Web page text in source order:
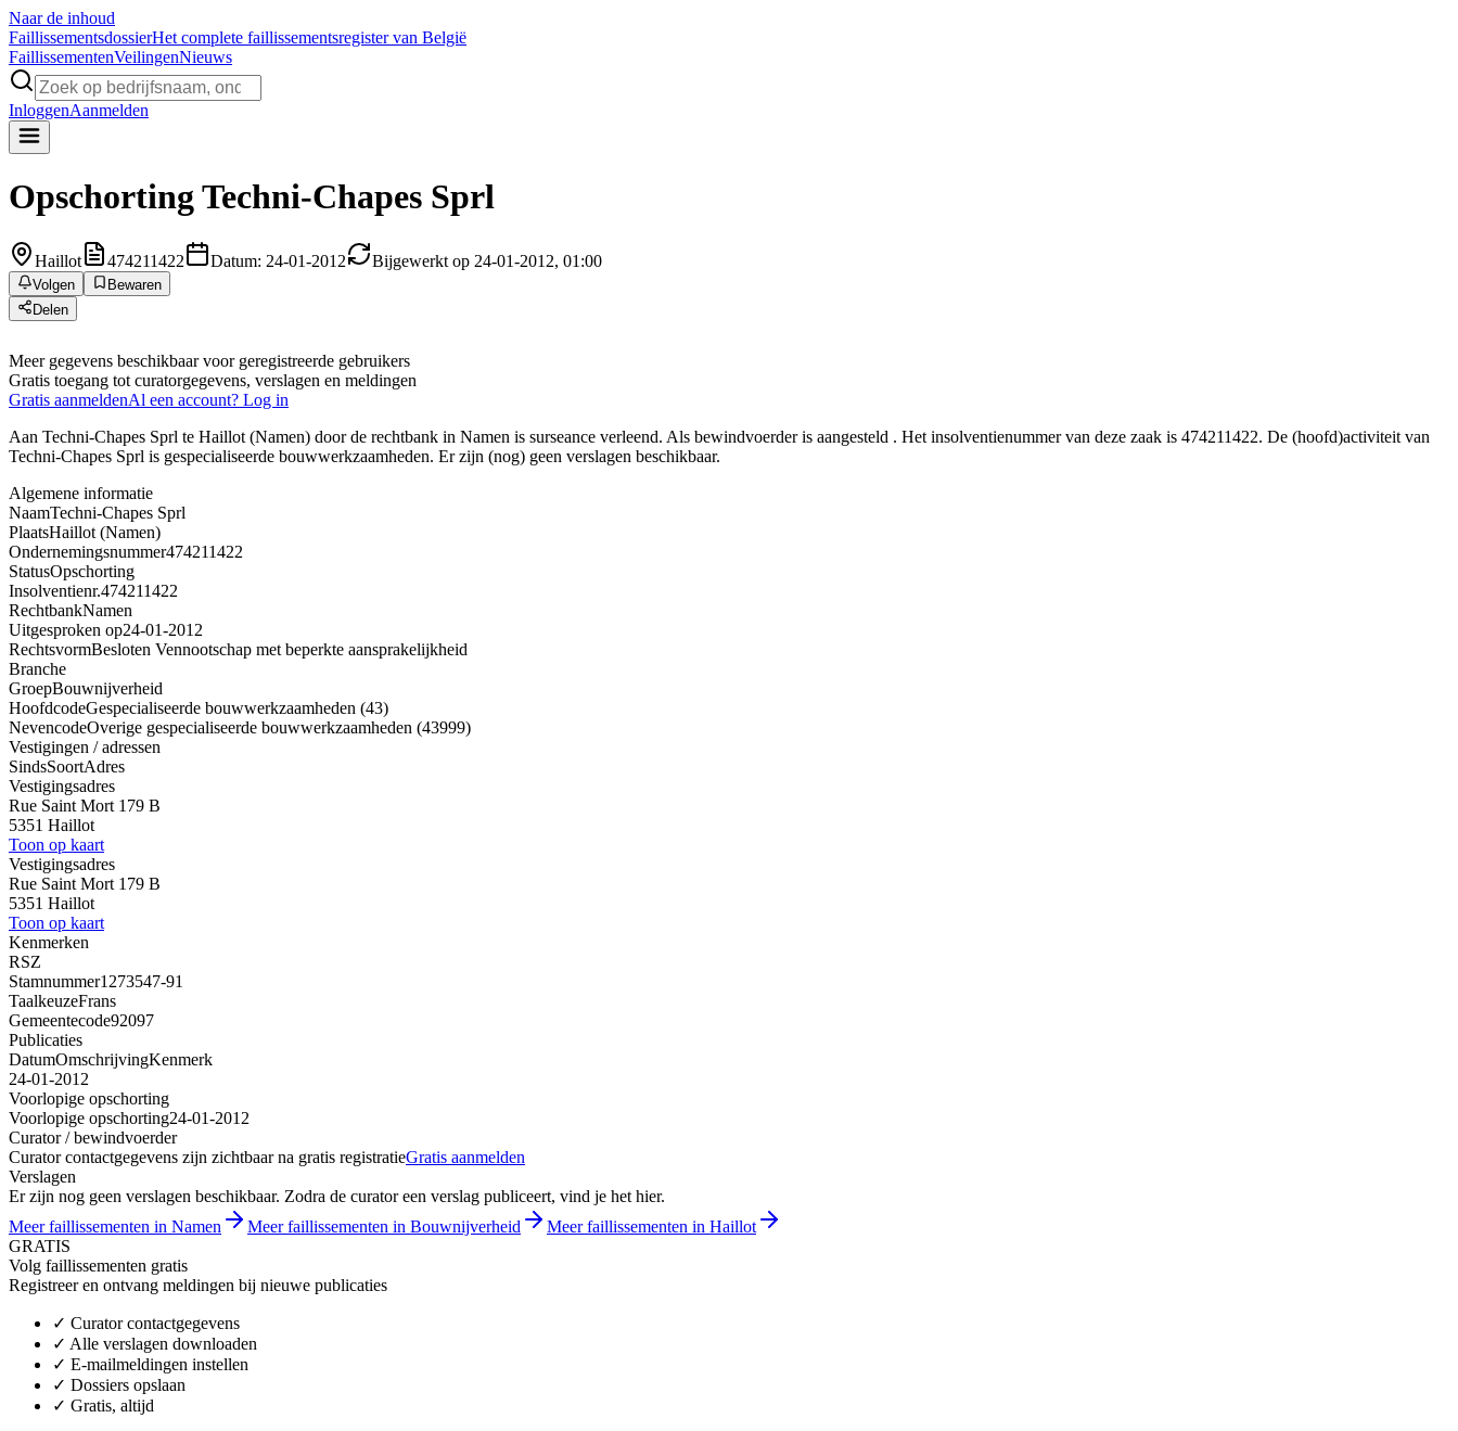
Naar de inhoud
FaillissementsdossierHet complete faillissementsregister van België
FaillissementenVeilingenNieuws
InloggenAanmelden
OpschortingTechni-Chapes Sprl
Haillot 474211422 Datum: 24-01-2012 Bijgewerkt op 24-01-2012, 01:00
Volgen
Bewaren
Delen
Meer gegevens beschikbaar voor geregistreerde gebruikers
Gratis toegang tot curatorgegevens, verslagen en meldingen
Gratis aanmeldenAl een account? Log in
Aan Techni-Chapes Sprl te Haillot (Namen) door de rechtbank in Namen is surseance verleend. Als bewindvoerder is aangesteld . Het insolventienummer van deze zaak is 474211422. De (hoofd)activiteit van
Techni-Chapes Sprl is gespecialiseerde bouwwerkzaamheden. Er zijn (nog) geen verslagen beschikbaar.
Algemene informatie
NaamTechni-Chapes Sprl
PlaatsHaillot (Namen)
Ondernemingsnummer474211422
StatusOpschorting
Insolventienr.474211422
RechtbankNamen
Uitgesproken op24-01-2012
RechtsvormBesloten Vennootschap met beperkte aansprakelijkheid
Branche
GroepBouwnijverheid
HoofdcodeGespecialiseerde bouwwerkzaamheden (43)
NevencodeOverige gespecialiseerde bouwwerkzaamheden (43999)
Vestigingen / adressen
SindsSoortAdres
Vestigingsadres
Rue Saint Mort 179 B
5351 Haillot
Toon op kaart
Vestigingsadres
Rue Saint Mort 179 B
5351 Haillot
Toon op kaart
Kenmerken
RSZ
Stamnummer1273547-91
TaalkeuzeFrans
Gemeentecode92097
Publicaties
DatumOmschrijvingKenmerk
24-01-2012
Voorlopige opschorting
Voorlopige opschorting24-01-2012
Curator / bewindvoerder
Curator contactgegevens zijn zichtbaar na gratis registratieGratis aanmelden
Verslagen
Er zijn nog geen verslagen beschikbaar. Zodra de curator een verslag publiceert, vind je het hier.
Meer faillissementen in Namen
Meer faillissementen in Bouwnijverheid
Meer faillissementen in Haillot
GRATIS
Volg faillissementen gratis
Registreer en ontvang meldingen bij nieuwe publicaties
✓ Curator contactgegevens
✓ Alle verslagen downloaden
✓ E-mailmeldingen instellen
✓ Dossiers opslaan
✓ Gratis, altijd